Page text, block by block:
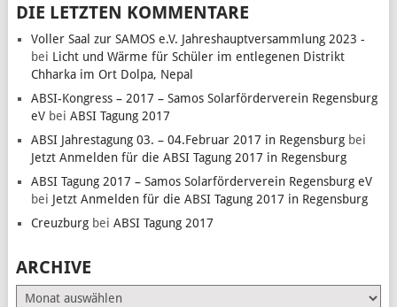
DIE LETZTEN KOMMENTARE
Voller Saal zur SAMOS e.V. Jahreshauptversammlung 2023 -
bei Licht und Wärme für Schüler im entlegenen Distrikt
Chharka im Ort Dolpa, Nepal
ABSI-Kongress – 2017 – Samos Solarförderverein Regensburg
eVbei ABSI Tagung 2017
ABSI Jahrestagung 03. – 04.Februar 2017 in Regensburgbei
Jetzt Anmelden für die ABSI Tagung 2017 in Regensburg
ABSI Tagung 2017 – Samos Solarförderverein Regensburg eV
bei Jetzt Anmelden für die ABSI Tagung 2017 in Regensburg
Creuzburgbei ABSI Tagung 2017
ARCHIVE
Archive